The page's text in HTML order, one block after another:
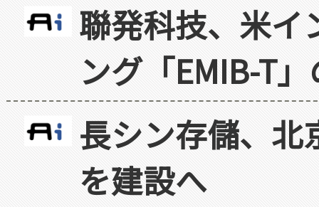
聯発科技、米イ
ング「EMIB-T
長シン存儲、北
を建設へ